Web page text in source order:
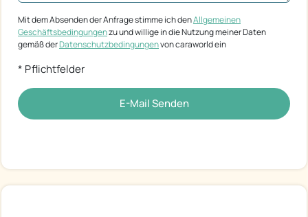
Mit dem Absenden der Anfrage stimme ich denAllgemeinen
Geschäftsbedingungenzu und willige in die Nutzung meiner Daten
gemäß derDatenschutzbedingungenvon caraworld ein
* Pflichtfelder
E-Mail Senden